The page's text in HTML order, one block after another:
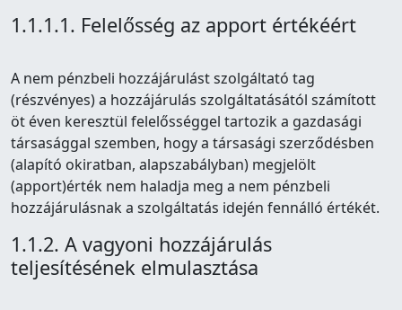
1.1.1.1. Felelősség az apport értékéért
A nem pénzbeli hozzájárulást szolgáltató tag
(részvényes) a hozzájárulás szolgáltatásától számított
öt éven keresztül felelősséggel tartozik a gazdasági
társasággal szemben, hogy a társasági szerződésben
(alapító okiratban, alapszabályban) megjelölt
(apport)érték nem haladja meg a nem pénzbeli
hozzájárulásnak a szolgáltatás idején fennálló értékét.
1.1.2. A vagyoni hozzájárulás
teljesítésének elmulasztása